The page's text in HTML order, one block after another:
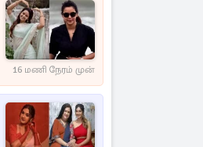
16 மணி நேரம் முன்